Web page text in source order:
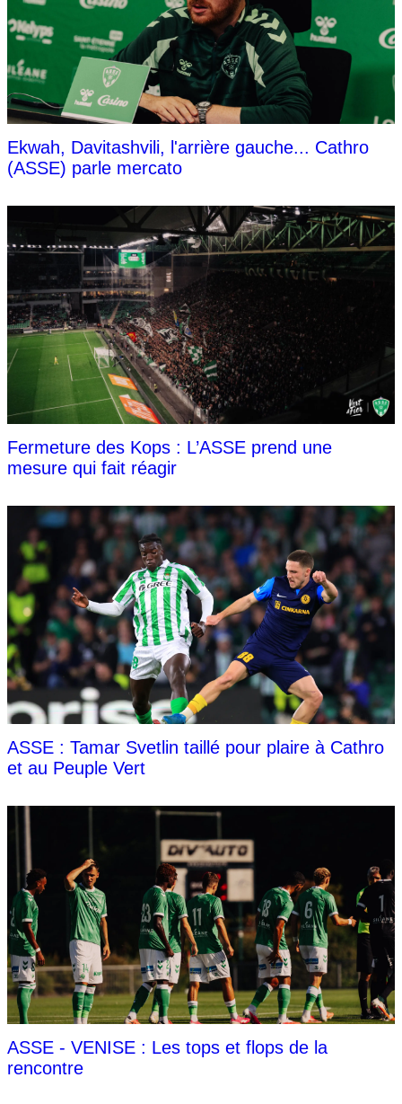
Ekwah, Davitashvili, l'arrière gauche... Cathro
(ASSE) parle mercato
Fermeture des Kops : L’ASSE prend une
mesure qui fait réagir
ASSE : Tamar Svetlin taillé pour plaire à Cathro
et au Peuple Vert
ASSE - VENISE : Les tops et flops de la
rencontre